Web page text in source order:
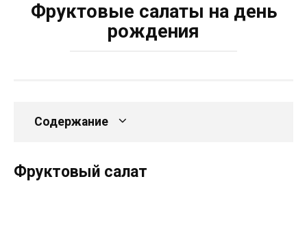
Фруктовые салаты на день
рождения
Содержание
Фруктовый салат